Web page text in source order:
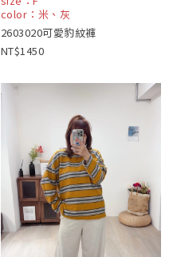
color：米、灰
2603020可愛豹紋褲
1450